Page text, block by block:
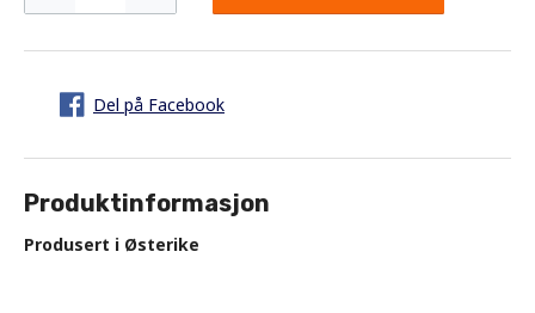
Del på Facebook
Produktinformasjon
Produsert i Østerike